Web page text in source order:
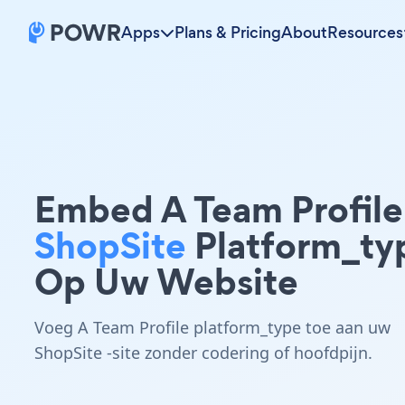
Apps Plans & PricingAboutResources
Embed A Team Profile
ShopSite
Op Uw Website
Voeg A Team Profile platform_type toe aan uw
ShopSite -site zonder codering of hoofdpijn.